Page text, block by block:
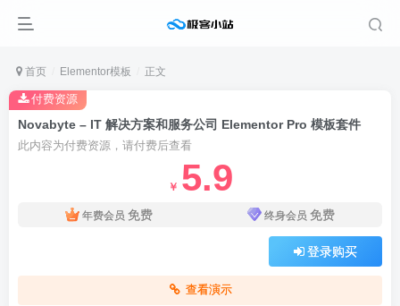
首页 Elementor模板 正文
Novabyte – IT 解决方案和服务公司 Elementor Pro 模板套件
此内容为付费资源，请付费后查看
￥ 5.9
年费会员 免费 终身会员 免费
登录购买
查看演示
付费资源